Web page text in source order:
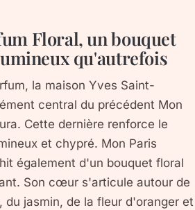
Floral, un bouquet
qu'autrefois
la maison Yves Saint-
central du précédent Mon
Cette dernière renforce le
et chypré. Mon Paris
également d'un bouquet floral
Son cœur s'articule autour de
du jasmin, de la fleur d'oranger et